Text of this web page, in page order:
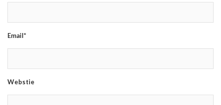
Email*
Webstie